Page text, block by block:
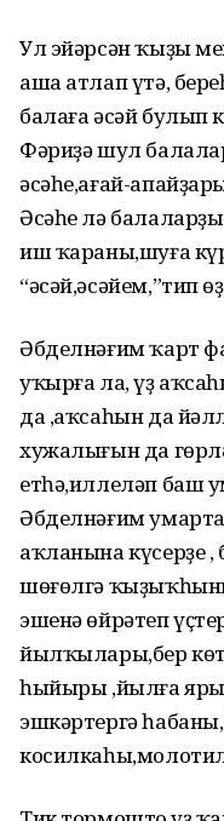
Ул эйәрсән ҡыҙы
аша атлап үтә,
балаға әсәй булып
Фәриҙә шул
әсәһе,ағай-
Әсәһе лә
иш ҡараны,шуға
“әсәй,әсәйем,”тип
Әбделнәғим ҡарт
уҡырға ла, үҙ
да ,аҡсаһын да
хужалығын да
етһә,иллеләп баш
Әбделнәғим
аҡланына күсерҙе
шөғөлгә
эшенә өйрәтеп
йылҡылары,бер
һыйыры ,йылға
эшкәртергә